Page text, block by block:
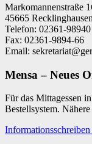
Markomannenstraße
45665 Recklinghausen
Telefon: 02361-98940
Fax: 02361-9894-66
Email:
Mensa – Neues
Für das Mittagessen
Bestellsystem.
Informationsschreiben